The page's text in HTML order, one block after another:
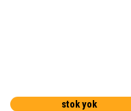
stok yok